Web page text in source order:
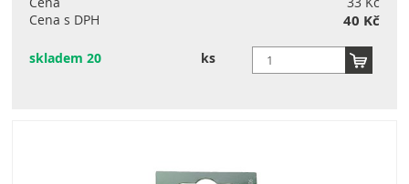
Cena s DPH
40 Kč
skladem 20 ks